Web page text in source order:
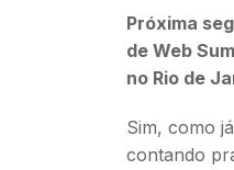
Próxima
de Web
no Rio de
Sim, como
contando